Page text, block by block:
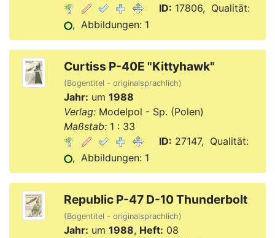
ID: 17806, Qualität:
, Abbildungen: 1
Curtiss P-40E "Kittyhawk"
(Bogentitel - originalsprachlich)
Jahr: um 1988
Verlag:Modelpol - Sp. (Polen)
Maßstab:1 : 33
ID: 27147, Qualität:
, Abbildungen: 1
Republic P-47 D-10 Thunderbolt
(Bogentitel - originalsprachlich)
Jahr: um 1988, Heft: 08